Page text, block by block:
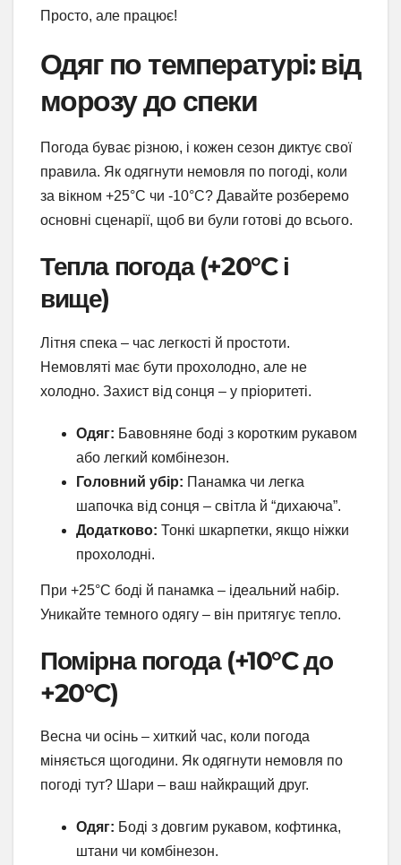
Просто, але працює!
Одяг по температурі: від
морозу до спеки
Погода буває різною, і кожен сезон диктує свої
правила. Як одягнути немовля по погоді, коли
за вікном +25°C чи -10°C? Давайте розберемо
основні сценарії, щоб ви були готові до всього.
Тепла погода (+20°C і
вище)
Літня спека – час легкості й простоти.
Немовляті має бути прохолодно, але не
холодно. Захист від сонця – у пріоритеті.
Одяг: Бавовняне боді з коротким рукавом
або легкий комбінезон.
Головний убір: Панамка чи легка
шапочка від сонця – світла й “дихаюча”.
Додатково: Тонкі шкарпетки, якщо ніжки
прохолодні.
При +25°C боді й панамка – ідеальний набір.
Уникайте темного одягу – він притягує тепло.
Помірна погода (+10°C до
+20°C)
Весна чи осінь – хиткий час, коли погода
міняється щогодини. Як одягнути немовля по
погоді тут? Шари – ваш найкращий друг.
Одяг: Боді з довгим рукавом, кофтинка,
штани чи комбінезон.